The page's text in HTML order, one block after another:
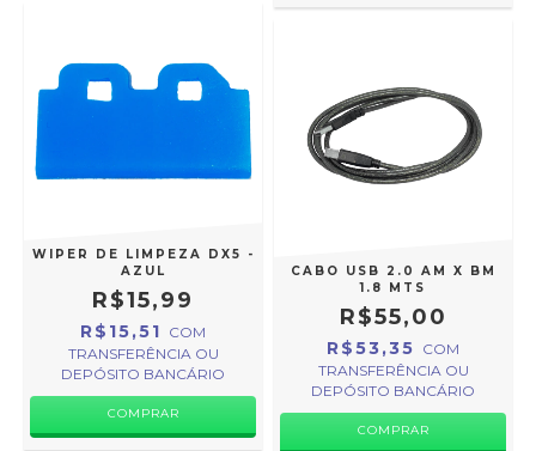
WIPER DE LIMPEZA DX5 -
AZUL
R$15,99
R$15,51 COM
TRANSFERÊNCIA OU
DEPÓSITO BANCÁRIO
CABO USB 2.0 AM X BM
1.8 MTS
R$55,00
R$53,35 COM
TRANSFERÊNCIA OU
DEPÓSITO BANCÁRIO